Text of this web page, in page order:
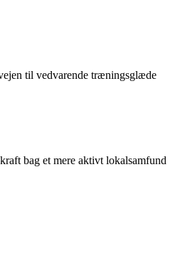
til vedvarende træningsglæde
bag et mere aktivt lokalsamfund